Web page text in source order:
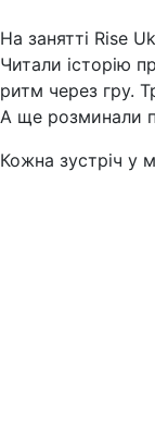
На занятті Rise
Читали історію
ритм через гру.
А ще розминали
Кожна зустріч у